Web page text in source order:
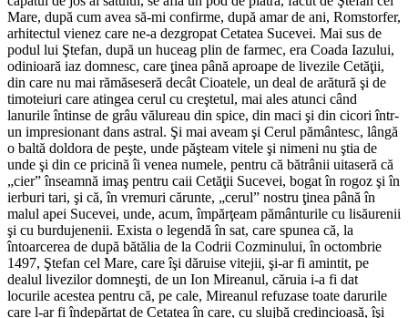
Mare, după cum avea să-mi confirme, după amar de ani, Romstorfer,
arhitectul vienez care ne-a dezgropat Cetatea Sucevei. Mai sus de
podul lui Ştefan, după un huceag plin de farmec, era Coada Iazului,
odinioară iaz domnesc, care ţinea până aproape de livezile Cetăţii,
din care nu mai rămăseseră decât Cioatele, un deal de arătură şi de
timoteiuri care atingea cerul cu creştetul, mai ales atunci când
lanurile întinse de grâu vălureau din spice, din maci şi din cicori într-
un impresionant dans astral. Şi mai aveam şi Cerul pământesc, lângă
o baltă doldora de peşte, unde păşteam vitele şi nimeni nu ştia de
unde şi din ce pricină îi venea numele, pentru că bătrânii uitaseră că
„cier” înseamnă imaş pentru caii Cetăţii Sucevei, bogat în rogoz şi în
ierburi tari, şi că, în vremuri cărunte, „cerul” nostru ţinea până în
malul apei Sucevei, unde, acum, împărţeam pământurile cu lisăurenii
şi cu burdujenenii. Exista o legendă în sat, care spunea că, la
întoarcerea de după bătălia de la Codrii Cozminului, în octombrie
1497, Ştefan cel Mare, care îşi dăruise vitejii, şi-ar fi amintit, pe
dealul livezilor domneşti, de un Ion Mireanul, căruia i-a fi dat
locurile acestea pentru că, pe cale, Mireanul refuzase toate darurile
care l-ar fi îndepărtat de Cetatea în care, cu slujbă credincioasă, îşi